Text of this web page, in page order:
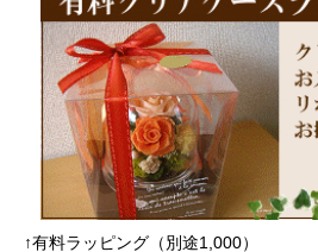
↑有料ラッピング（別途1,000）